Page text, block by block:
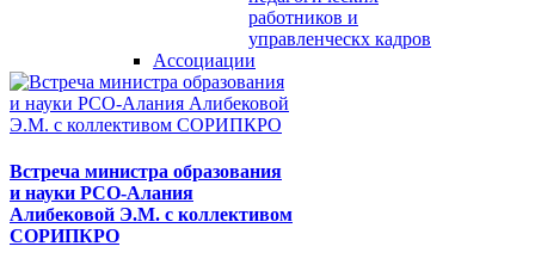
работников и
управленческх кадров
Ассоциации
Встреча министра образования
и науки РСО-Алания
Алибековой Э.М. с коллективом
СОРИПКРО